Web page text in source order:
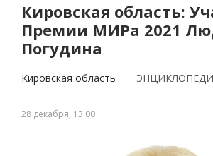
Кировская область:
Премии МИРа 2021
Погудина
Кировская область
28 декабря, 13:00